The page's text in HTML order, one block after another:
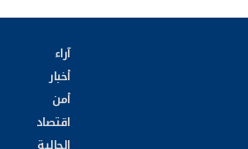
آراء
أخبار
أمن
اقتصاد